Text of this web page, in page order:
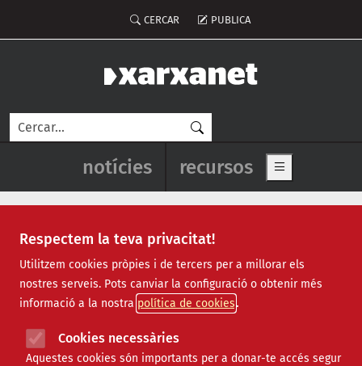
Respectem la teva privacitat!
Utilitzem cookies pròpies i de tercers per a millorar els
nostres serveis. Pots canviar la configuració o obtenir més
informació a la nostra política de cookies
Cookies necessàries
Aquestes cookies són importants per a donar-te accés segur
Menú del compte d'usuari
CERCAR PUBLICA
Cerca
Navegació principal de
notícies recursos Show main
Recursos
Tots | Econòmic | Jurídic | Projectes | Tecnològic |
Formació | Finançament | Biblioteca |
Ofertes de feina
Webinars